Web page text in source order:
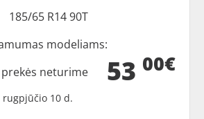
185/65 R14 90T
modeliams:
53 00€
neturime
10 d.